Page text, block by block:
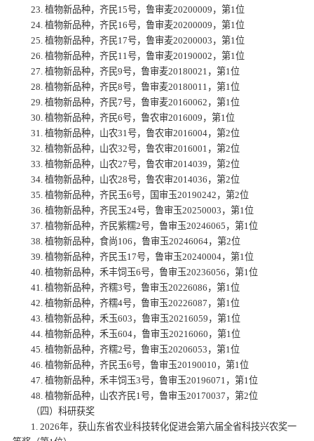
23. 植物新品种，齐民15号，鲁审麦20200009，第1位
24. 植物新品种，齐民16号，鲁审麦20200009，第1位
25. 植物新品种，齐民17号，鲁审麦20200003，第1位
26. 植物新品种，齐民11号，鲁审麦20190002，第1位
27. 植物新品种，齐民9号，鲁审麦20180021，第1位
28. 植物新品种，齐民8号，鲁审麦20180011，第1位
29. 植物新品种，齐民7号，鲁审麦20160062，第1位
30. 植物新品种，齐民6号，鲁农审2016009，第1位
31. 植物新品种，山农31号，鲁农审2016004，第2位
32. 植物新品种，山农32号，鲁农审2016001，第2位
33. 植物新品种，山农27号，鲁农审2014039，第2位
34. 植物新品种，山农28号，鲁农审2014036，第2位
35. 植物新品种，齐民玉6号，国审玉20190242，第2位
36. 植物新品种，齐民玉24号，鲁审玉20250003，第1位
37. 植物新品种，齐民紫糯2号，鲁审玉20246065，第1位
38. 植物新品种，食尚106，鲁审玉20246064，第2位
39. 植物新品种，齐民玉17号，鲁审玉20240004，第1位
40. 植物新品种，禾丰饲玉6号，鲁审玉20236056，第1位
41. 植物新品种，齐糯3号，鲁审玉20226086，第1位
42. 植物新品种，齐糯4号，鲁审玉20226087，第1位
43. 植物新品种，禾玉603，鲁审玉20216059，第1位
44. 植物新品种，禾玉604，鲁审玉20216060，第1位
45. 植物新品种，齐糯2号，鲁审玉20206053，第1位
46. 植物新品种，齐民玉6号，鲁审玉20190010，第1位
47. 植物新品种，禾丰饲玉3号，鲁审玉20196071，第1位
48. 植物新品种，山农齐民1号，鲁审玉20170037，第2位
（四）科研获奖
1. 2026年，获山东省农业科技转化促进会第六届全省科技兴农奖一